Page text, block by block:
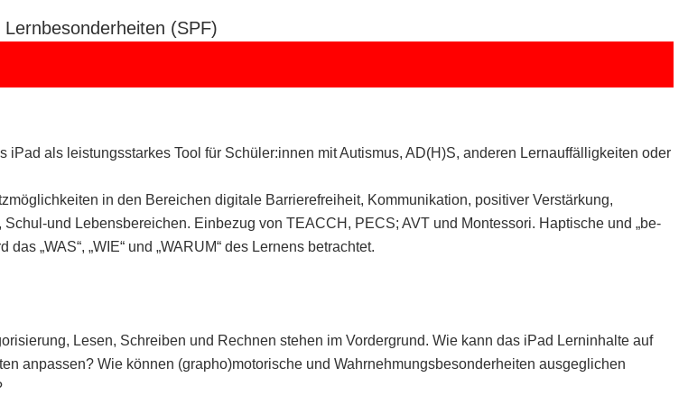
(SPF)
als leistungsstarkes Tool für Schüler:innen mit Autismus, AD(H)S, anderen Lernauffälligkeiten oder
in den Bereichen digitale Barrierefreiheit, Kommunikation, positiver Verstärkung,
und Lebensbereichen. Einbezug von TEACCH, PECS; AVT und Montessori. Haptische und „be-
„WAS“, „WIE“ und „WARUM“ des Lernens betrachtet.
Lesen, Schreiben und Rechnen stehen im Vordergrund. Wie kann das iPad Lerninhalte auf
anpassen? Wie können (grapho)motorische und Wahrnehmungsbesonderheiten ausgeglichen